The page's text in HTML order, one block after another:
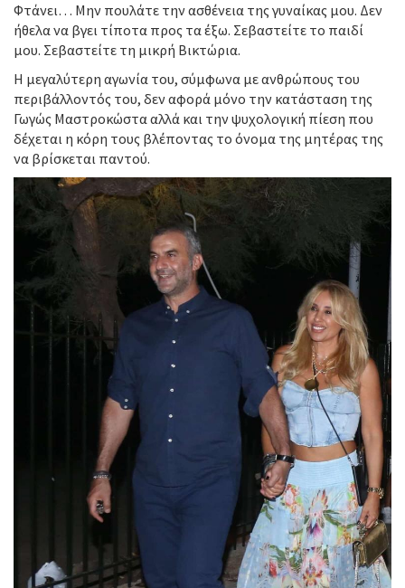
Φτάνει… Μην πουλάτε την ασθένεια της γυναίκας μου. Δεν
ήθελα να βγει τίποτα προς τα έξω. Σεβαστείτε το παιδί
μου. Σεβαστείτε τη μικρή Βικτώρια.
Η μεγαλύτερη αγωνία του, σύμφωνα με ανθρώπους του
περιβάλλοντός του, δεν αφορά μόνο την κατάσταση της
Γωγώς Μαστροκώστα αλλά και την ψυχολογική πίεση που
δέχεται η κόρη τους βλέποντας το όνομα της μητέρας της
να βρίσκεται παντού.